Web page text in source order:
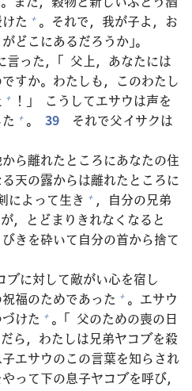
けた + 。それで， 我が子よ，お
どこにあるだろうか」。
言った，「 父 上，あなたには
すか。わたしも，このわたし
+ ！」 こうしてエサウは声を
+ 。 39 それで父イサクは
から離れたところにあなたの住
天の露からは離れたところに
によって生き + ， 自分の兄弟
，とどまりきれなくなると
きを砕いて自分の首から捨て
ブに対して敵がい心を宿し
祝福のためであった + 。エサウ
けた + 。「 父のための喪の日
ら，わたしは兄弟ヤコブを殺
エサウのこの言葉を知らされ
って下の息子ヤコブを呼び，